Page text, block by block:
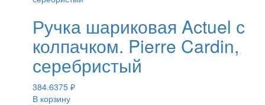
Ручка шариковая Actuel с
колпачком. Pierre Cardin,
серебристый
384.6375 ₽
В корзину